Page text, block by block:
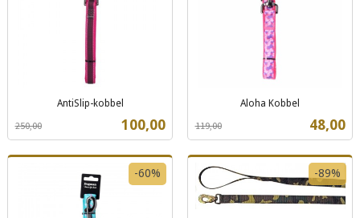
AntiSlip-kobbel
Tilbud
100,00
250,00
mva.
Aloha Kobbel
Tilbud
48,00
119,00
mva.
-60% -89%